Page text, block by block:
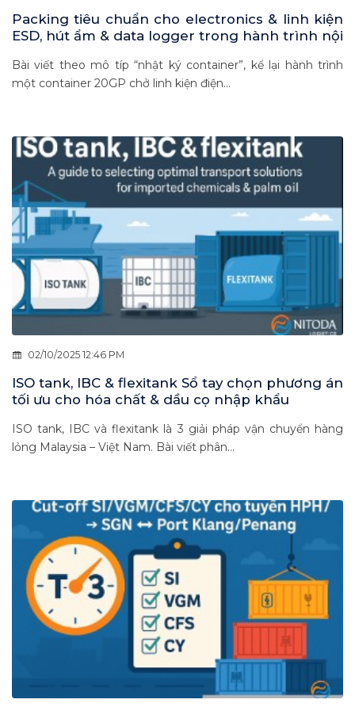
Packing tiêu chuẩn cho electronics & linh kiện
ESD, hút ẩm & data logger trong hành trình nội
Bài viết theo mô típ “nhật ký container”, kể lại hành trình
một container 20GP chở linh kiện điện...
02/10/2025 12:46 PM
ISO tank, IBC & flexitank Sổ tay chọn phương án
tối ưu cho hóa chất & dầu cọ nhập khẩu
ISO tank, IBC và flexitank là 3 giải pháp vận chuyển hàng
lỏng Malaysia – Việt Nam. Bài viết phân...